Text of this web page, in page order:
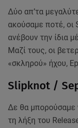
Δύο απ’τα
ακούσαμε ποτέ, οι
ανέβουν την ίδια
Μαζί τους, οι
«σκληρού» ήχου,
Slipknot /
Δε θα μπορούσαμε
τη λήξη του